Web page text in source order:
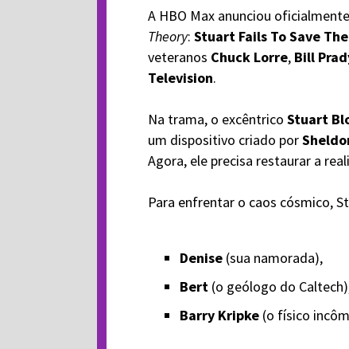
A HBO Max anunciou
Theory: Stuart Fails To Save
veteranos Chuck Lorre, Bill
Television.
Na trama, o excêntrico Stuart
um dispositivo criado por
Agora, ele precisa restaurar a
Para enfrentar o caos cósmico,
Denise(sua namorada),
Bert(o geólogo do
Barry Kripke(o físico